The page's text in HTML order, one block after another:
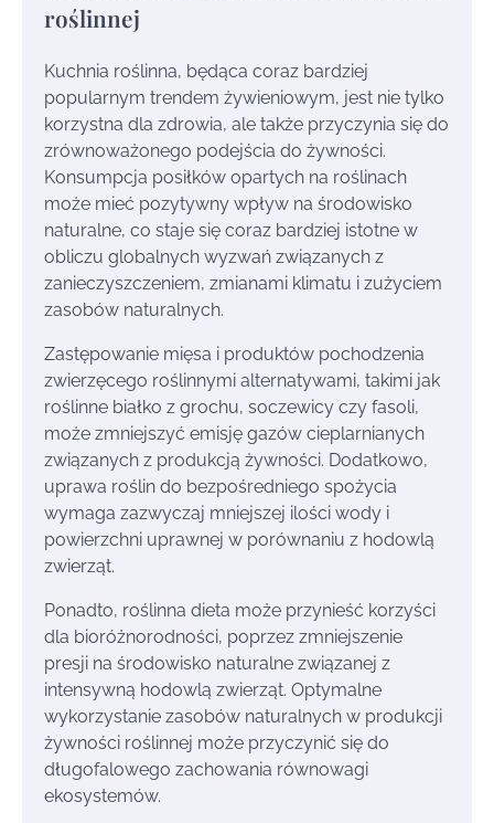
roślinnej
Kuchnia roślinna, będąca coraz bardziej
popularnym trendem żywieniowym, jest nie tylko
korzystna dla zdrowia, ale także przyczynia się do
zrównoważonego podejścia do żywności.
Konsumpcja posiłków opartych na roślinach
może mieć pozytywny wpływ na środowisko
naturalne, co staje się coraz bardziej istotne w
obliczu globalnych wyzwań związanych z
zanieczyszczeniem, zmianami klimatu i zużyciem
zasobów naturalnych.
Zastępowanie mięsa i produktów pochodzenia
zwierzęcego roślinnymi alternatywami, takimi jak
roślinne białko z grochu, soczewicy czy fasoli,
może zmniejszyć emisję gazów cieplarnianych
związanych z produkcją żywności. Dodatkowo,
uprawa roślin do bezpośredniego spożycia
wymaga zazwyczaj mniejszej ilości wody i
powierzchni uprawnej w porównaniu z hodowlą
zwierząt.
Ponadto, roślinna dieta może przynieść korzyści
dla bioróżnorodności, poprzez zmniejszenie
presji na środowisko naturalne związanej z
intensywną hodowlą zwierząt. Optymalne
wykorzystanie zasobów naturalnych w produkcji
żywności roślinnej może przyczynić się do
długofalowego zachowania równowagi
ekosystemów.